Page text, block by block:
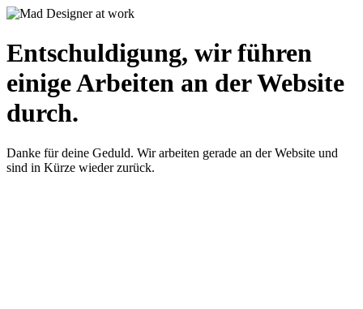
Entschuldigung, wir führen
einige Arbeiten an der Website
durch.
Danke für deine Geduld. Wir arbeiten gerade an der Website und
sind in Kürze wieder zurück.